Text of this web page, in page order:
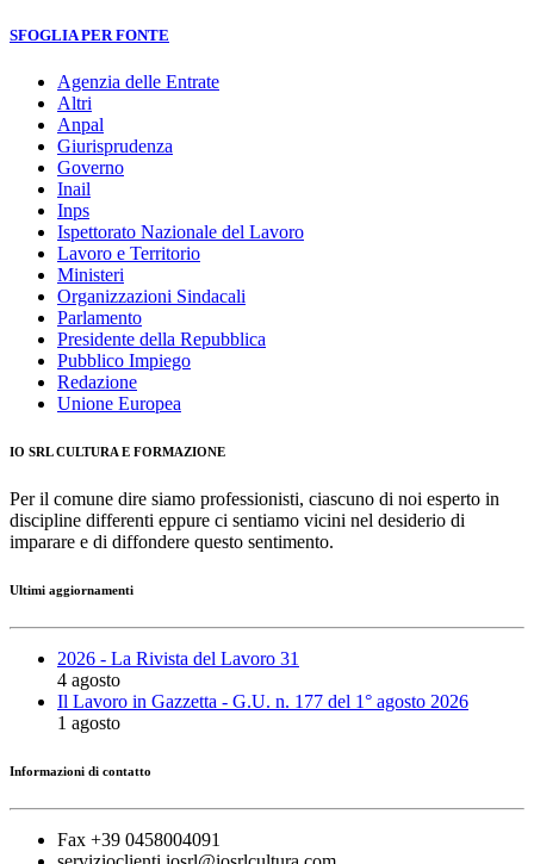
SFOGLIA PER FONTE
Agenzia delle Entrate
Altri
Anpal
Giurisprudenza
Governo
Inail
Inps
Ispettorato Nazionale del Lavoro
Lavoro e Territorio
Ministeri
Organizzazioni Sindacali
Parlamento
Presidente della Repubblica
Pubblico Impiego
Redazione
Unione Europea
IO SRL CULTURA E FORMAZIONE
Per il comune dire siamo professionisti, ciascuno di noi esperto in
discipline differenti eppure ci sentiamo vicini nel desiderio di
imparare e di diffondere questo sentimento.
Ultimi aggiornamenti
2026 - La Rivista del Lavoro 31
4 agosto
Il Lavoro in Gazzetta - G.U. n. 177 del 1° agosto 2026
1 agosto
Informazioni di contatto
Fax +39 0458004091